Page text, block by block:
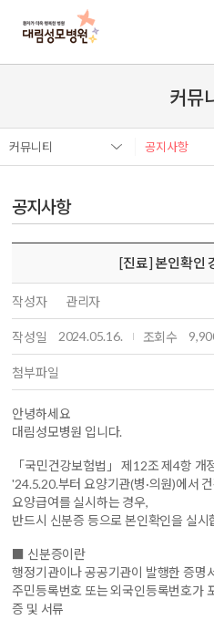
커뮤
커뮤니티 공지사항
공지사항
[진료] 본인확인
작성자 관리자
작성일 2024.05.16. 조회수
첨부파일
안녕하세요
대림성모병원 입니다.
「국민건강보험법」 제12조 제4항 개
'24.5.20.부터 요양기관(병·의원)에서
요양급여를 실시하는 경우,
반드시 신분증 등으로 본인확인을 실시
■ 신분증이란
행정기관이나 공공기관이 발행한 증명
주민등록번호 또는 외국인등록번호가
증 및 서류